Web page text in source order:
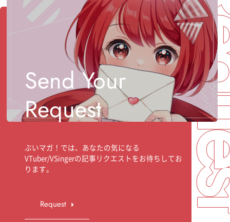
Send Your
Request
ぶいマガ！では、あなたの気になる
VTuber/VSingerの記事リクエストをお待ちしてお
ります。
Request